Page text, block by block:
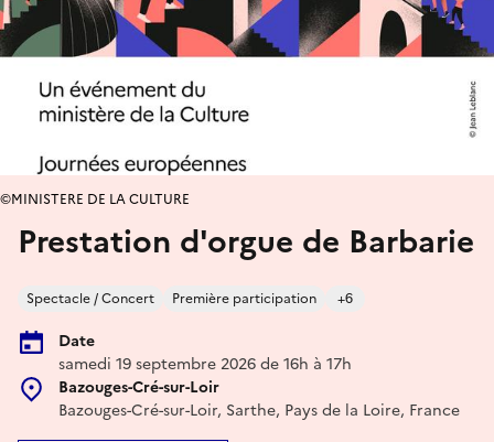
Prestation d'orgue de Barbarie
Spectacle / Concert Première participation +6
Date
samedi 19 septembre 2026 de 16h à 17h
Bazouges-Cré-sur-Loir
Bazouges-Cré-sur-Loir, Sarthe, Pays de la Loire, France
©MINISTERE DE LA CULTURE